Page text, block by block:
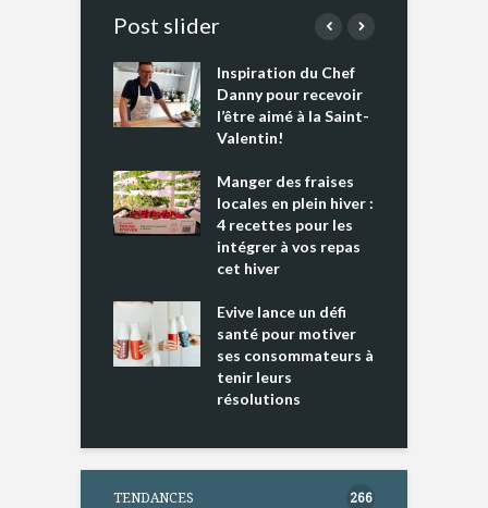
Post slider
Inspiration du Chef
Danny pour recevoir
l’être aimé à la Saint-
Valentin!
Manger des fraises
locales en plein hiver :
4 recettes pour les
intégrer à vos repas
cet hiver
Evive lance un défi
santé pour motiver
ses consommateurs à
tenir leurs
résolutions
TENDANCES 266